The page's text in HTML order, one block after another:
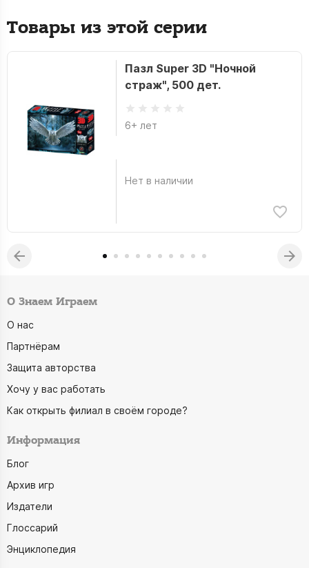
Товары из этой серии
Пазл Super 3D "Ночной
страж", 500 дет.
6+ лет
Нет в наличии
О Знаем Играем
О нас
Партнёрам
Защита авторства
Хочу у вас работать
Как открыть филиал в своём городе?
Информация
Блог
Архив игр
Издатели
Глоссарий
Энциклопедия